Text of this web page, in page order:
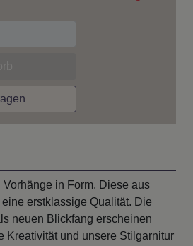
in Form. Diese aus
erstklassige Qualität. Die
neuen Blickfang erscheinen
Kreativität und unsere Stilgarnitur